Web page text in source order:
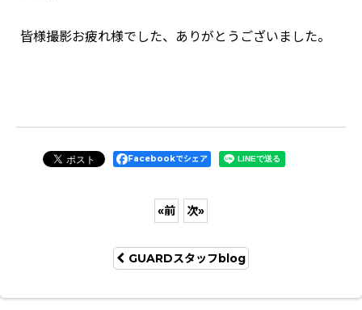
皆様撮影お疲れ様でした、ありがとうございました。
Facebookでシェア
«前 次»
GUARDスタッフblog